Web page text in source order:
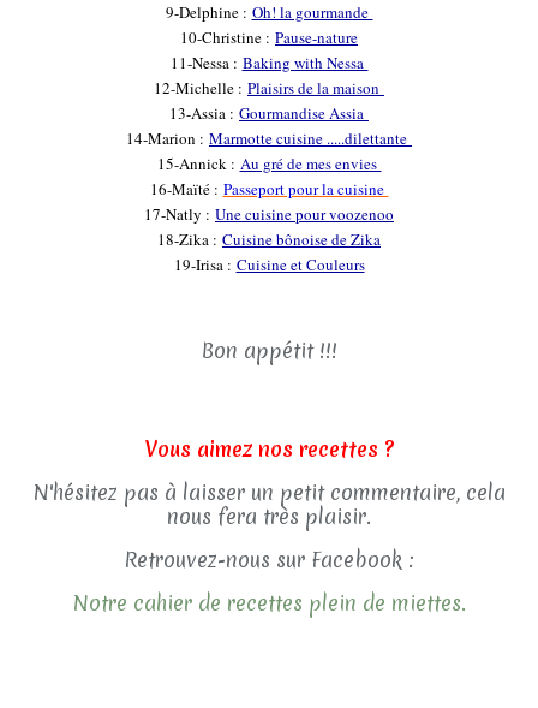
9-Delphine : Oh! la gourmande
10-Christine : Pause-nature
11-Nessa : Baking with Nessa
12-Michelle : Plaisirs de la maison
13-Assia : Gourmandise Assia
14-Marion : Marmotte cuisine .....dilettante
15-Annick : Au gré de mes envies
16-Maïté : Passeport pour la cuisine
17-Natly : Une cuisine pour voozenoo
18-Zika : Cuisine bônoise de Zika
19-Irisa : Cuisine et Couleurs
Bon appétit !!!
Vous aimez nos recettes ?
N'hésitez pas à laisser un petit commentaire, cela
nous fera très plaisir.
Retrouvez-nous sur Facebook :
Notre cahier de recettes plein de miettes.